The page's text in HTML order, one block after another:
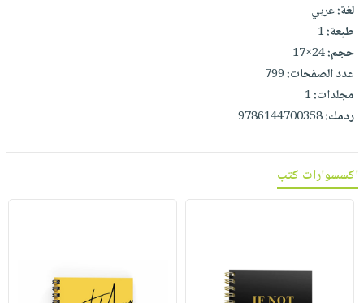
تواصل
معنا
لغة:عربي
طبعة:1
حجم:24×17
عدد الصفحات:799
مجلدات:1
ردمك:9786144700358
اكسسوارات كتب